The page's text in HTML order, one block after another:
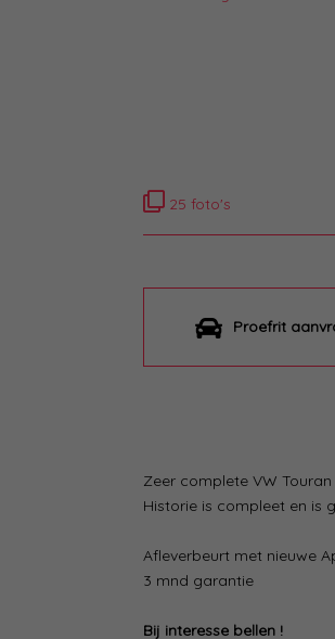
25 foto's
Proefrit
Zeer complete VW
Historie is compleet en is
Afleverbeurt met nieuwe
3 mnd garantie
Bij interesse bellen !